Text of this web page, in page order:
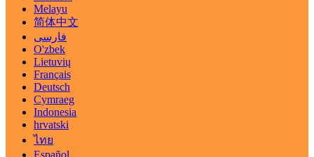
Melayu
简体中文
فارسی
O'zbek
Lietuvių
Français
Deutsch
Cymraeg
Indonesia
hrvatski
ไทย
Español